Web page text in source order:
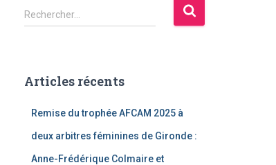
R
e
r
Rechercher…
Articles récents
Remise du trophée AFCAM 2025 à
deux arbitres féminines de Gironde :
Anne-Frédérique Colmaire et